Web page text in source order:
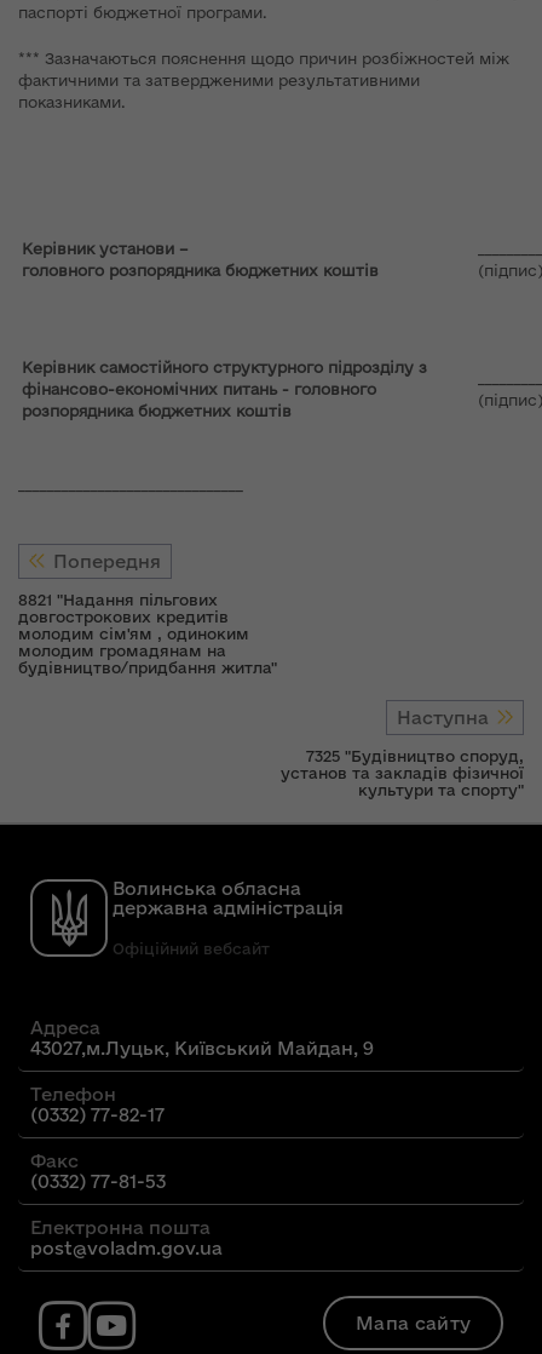
паспорті бюджетної програми.
*** Зазначаються пояснення щодо причин розбіжностей між
фактичними та затвердженими результативними
показниками.
Керівник установи –
головного розпорядника бюджетних коштів
(підпис)
Керівник самостійного структурного підрозділу з
фінансово-економічних питань - головного
розпорядника бюджетних коштів
(підпис)
Попередня
8821 "Надання пільгових
довгострокових кредитів
молодим сім'ям , одиноким
молодим громадянам на
будівництво/придбання житла"
Наступна
7325 "Будівництво споруд,
установ та закладів фізичної
культури та спорту"
Волинська обласна
державна адміністрація
Офіційний вебсайт
Адреса
43027,м.Луцьк, Київський Майдан, 9
Телефон
(0332) 77-82-17
Факс
(0332) 77-81-53
Електронна пошта
post@voladm.gov.ua
Мапа сайту